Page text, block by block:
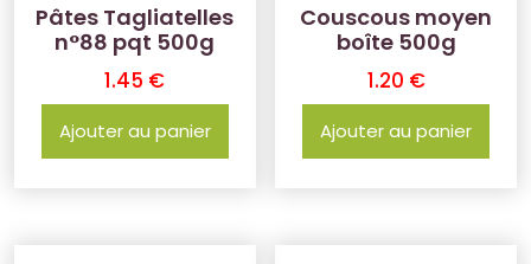
Pâtes Tagliatelles
n°88 pqt 500g
1.45 €
Ajouter au panier
Couscous moyen
boîte 500g
1.20 €
Ajouter au panier